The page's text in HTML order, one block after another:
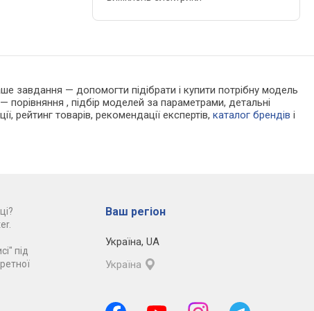
завдання — допомогти підібрати і купити потрібну модель
, підбір моделей за параметрами, детальні
рейтинг товарів, рекомендації експертів,каталог брендів і
під
Ваш регіон
Україна, UA
Україна